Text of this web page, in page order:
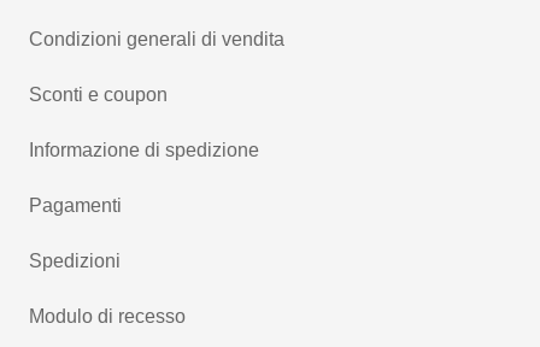
Condizioni generali di vendita
Sconti e coupon
Informazione di spedizione
Pagamenti
Spedizioni
Modulo di recesso